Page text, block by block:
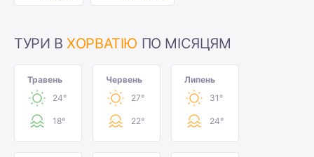
ТУРИ ВХОРВАТІЮ ПО МІСЯЦЯМ
Травень
24°
18°
Червень
27°
22°
Липень
31°
24°